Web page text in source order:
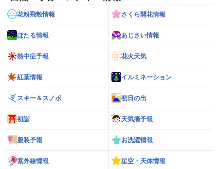
花粉飛散情報 さくら開花情報
ほたる情報 あじさい情報
熱中症予報 花火天気
紅葉情報 イルミネーション
スキー＆スノボ 初日の出
初詣 天気痛予報
服装予報 お洗濯情報
紫外線情報 星空・天体情報